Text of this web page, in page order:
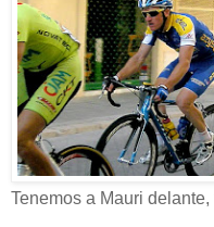
Tenemos a Mauri